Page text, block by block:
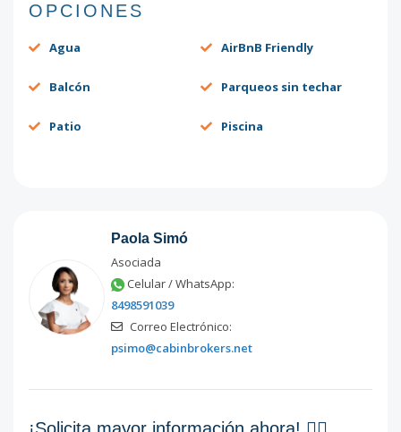
OPCIONES
Agua AirBnB Friendly
Balcón Parqueos sin techar
Patio Piscina
Paola Simó
Asociada
Celular / WhatsApp:
8498591039
Correo Electrónico:
psimo@cabinbrokers.net
¡Solicita mayor información ahora! 👇🏽